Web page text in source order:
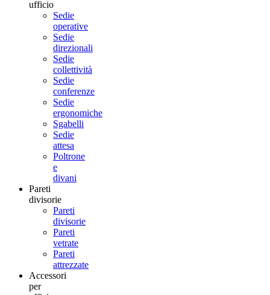
ufficio
Sedie
operative
Sedie
direzionali
Sedie
collettività
Sedie
conferenze
Sedie
ergonomiche
Sgabelli
Sedie
attesa
Poltrone
e
divani
Pareti
divisorie
Pareti
divisorie
Pareti
vetrate
Pareti
attrezzate
Accessori
per